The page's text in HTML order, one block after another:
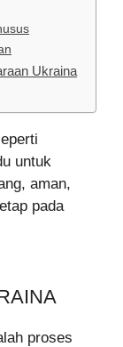
Ukraina
untuk
aman,
pada
proses